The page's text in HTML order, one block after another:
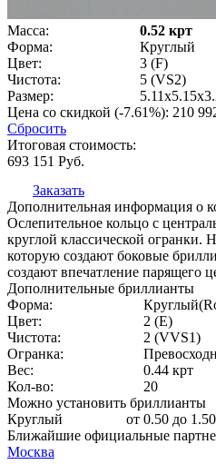
Масса:
0.52 крт
Форма:
Круглый
Цвет:
3 (F)
Чистота:
5 (VS2)
Размер:
Цена со скидкой (-7.61%): 210
Сбросить
Итоговая стоимость:
693 151 Руб.
Заказать
Дополнительная информация о
Ослепительное кольцо с
круглой классической огранки.
которую создают боковые
создают впечатление парящего
Дополнительные бриллианты
Форма:
Цвет:
2 (E)
Чистота:
2 (VVS1)
Огранка:
Вес:
0.44 крт
Кол-во:
20
Можно установить бриллианты
Круглый
от 0.50 до
Ближайшие официальные
Москва